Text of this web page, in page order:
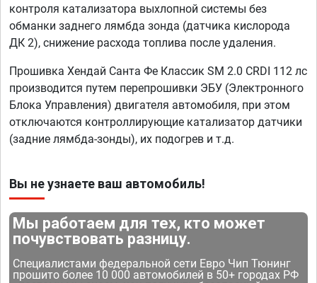
контроля катализатора выхлопной системы без
обманки заднего лямбда зонда (датчика кислорода
ДК 2), снижение расхода топлива после удаления.
Прошивка Хендай Санта Фе Классик SM 2.0 CRDI 112 лс
производится путем перепрошивки ЭБУ (Электронного
Блока Управления) двигателя автомобиля, при этом
отключаются контроллирующие катализатор датчики
(задние лямбда-зонды), их подогрев и т.д.
Вы не узнаете ваш автомобиль!
Мы работаем для тех, кто может
почувствовать разницу.
Специалистами федеральной сети Евро Чип Тюнинг
прошито более 10 000 автомобилей в 50+ городах РФ